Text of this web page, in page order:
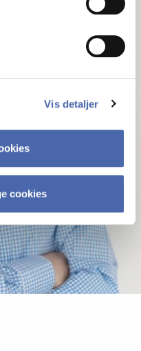
Vis detaljer
cookies